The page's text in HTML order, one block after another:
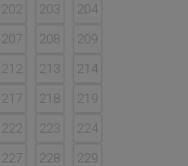
202 203
204
207 208
209
212 213
214
217 218
219
222 223
224
227 228
229